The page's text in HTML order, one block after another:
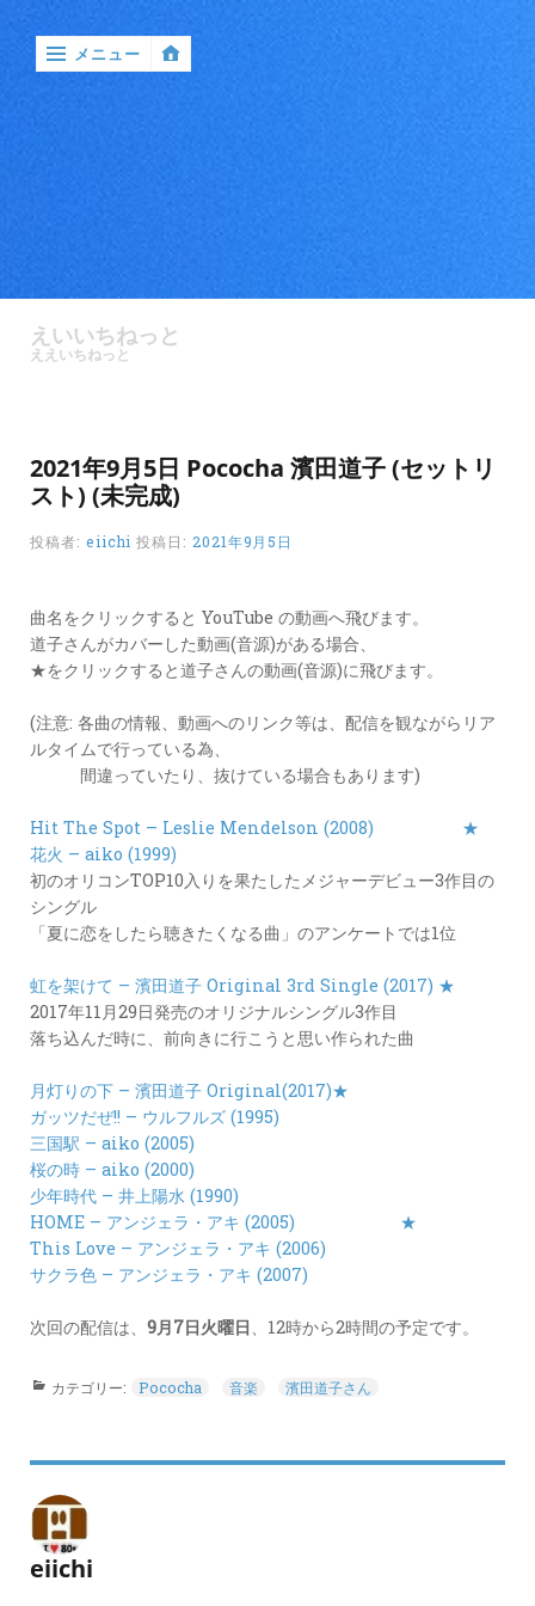
ケ
ー
ン
ド
カ
ド
LINK
メニュー
えいいちねっと
ええいちねっと
2021年9月5日 Pococha 濱田道子 (セットリ
スト) (未完成)
投稿者: eiichi 投稿日: 2021年9月5日
曲名をクリックすると YouTube の動画へ飛びます。
道子さんがカバーした動画(音源)がある場合、
★をクリックすると道子さんの動画(音源)に飛びます。
(注意: 各曲の情報、動画へのリンク等は、配信を観ながらリア
ルタイムで行っている為、
間違っていたり、抜けている場合もあります)
Hit The Spot – Leslie Mendelson (2008)
★
花火 – aiko (1999)
初のオリコンTOP10入りを果たしたメジャーデビュー3作目の
シングル
「夏に恋をしたら聴きたくなる曲」のアンケートでは1位
虹を架けて – 濱田道子 Original 3rd Single (2017) ★
2017年11月29日発売のオリジナルシングル3作目
落ち込んだ時に、前向きに行こうと思い作られた曲
月灯りの下 – 濱田道子 Original(2017)★
ガッツだぜ!! – ウルフルズ (1995)
三国駅 – aiko (2005)
桜の時 – aiko (2000)
少年時代 – 井上陽水 (1990)
HOME – アンジェラ・アキ (2005)
★
This Love – アンジェラ・アキ (2006)
サクラ色 – アンジェラ・アキ (2007)
次回の配信は、9月7日火曜日 、12時から2時間の予定です。
カテゴリー: Pococha 音楽 濱田道子さん
eiichi